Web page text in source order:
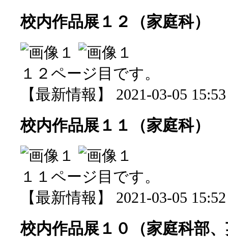
校内作品展１２（家庭科）
１２ページ目です。
【最新情報】 2021-03-05
校内作品展１１（家庭科）
１１ページ目です。
【最新情報】 2021-03-05
校内作品展１０（家庭科部